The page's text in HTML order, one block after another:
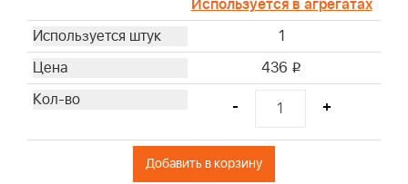
Используется в агрегатах
1
436 i
- +
Добавить в корзину